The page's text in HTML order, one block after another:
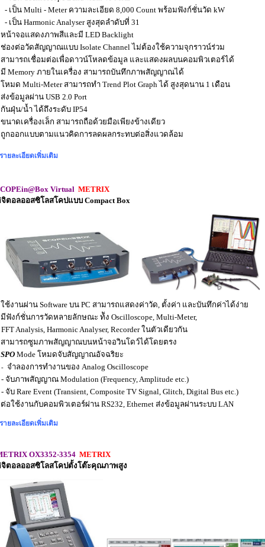
- เป็น Multi - Meter ความละเอียด 8,000 Count พร้อมฟังก์ชั่นวัด kW
- เป็น Harmonic Analyser สูงสุดลำดับที่ 31
หน้าจอแสดงภาพสีและมี LED Backlight
ช่องต่อวัดสัญญาณแบบ Isolate Channel ไม่ต้องใช้ความจุกราวน์ร่วม
สามารถเชื่อมต่อเพื่อดาวน์โหลดข้อมูล และแสดงผลบนคอมพิวเตอร์ได้
มี Memory ภายในเครื่อง สามารถบันทึกภาพสัญญาณได้
โหมด Multi-Meter สามารถทำ Trend Plot Graph ได้ สูงสุดนาน 1 เดือน
ส่งข้อมูลผ่าน USB 2.0 Port
กันฝุ่น/น้ำ ได้ถึงระดับ IP54
ขนาดเครื่องเล็ก สามารถถือด้วยมือเพียงข้างเดียว
ถูกออกแบบตามแนวคิดการลดผลกระทบต่อสิ่งแวดล้อม
รายละเอียดเพิ่มเติม
Virtual METRIX
ตอลออสซิโลสโคปแบบ Compact Box
ใช้งานผ่าน Software บน PC สามารถแสดงค่าวัด, ตั้งค่า และบันทึกค่าได้ง่าย
มีฟังก์ชั่นการวัดหลายลักษณะ ท้ัง Oscilloscope, Multi-Meter,
FFT Analysis, Harmonic Analyser, Recorder ในตัวเดียวกัน
สามารถซูมภาพสัญญาณบนหน้าจอวินโดว์ได้โดยตรง
SPO Mode โหมดจับสัญญาณอัจฉริยะ
จำลองการทำงานของ Analog Oscilloscope
- จับภาพสัญญาณ Modulation (Frequency, Amplitude etc.)
- จับ Rare Event (Transient, Composite TV Signal, Glitch, Digital Bus etc.)
ต่อใช้งานกับคอมพิวเตอร์ผ่าน RS232, Ethernet ส่งข้อมูลผ่านระบบ LAN
รายละเอียดเพิ่มเติม
OX3352-3354 METRIX
ตอลออสซิโลสโคปตั้งโต๊ะคุณภาพสูง